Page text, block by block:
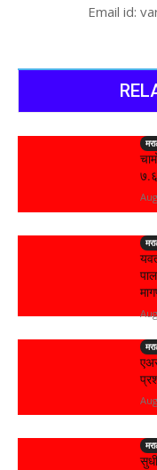
Email id: